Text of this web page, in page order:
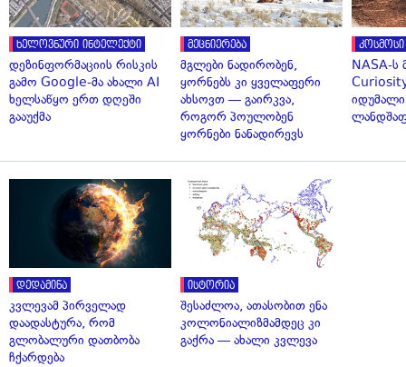
ხელოვნური ინტელექტი
დეზინფორმაციის რისკის
გამო Google-მა ახალი AI
ხელსაწყო ერთ დღეში
გააუქმა
მეცნიერება
მგლები ნადირობენ,
ყორნებს კი ყველაფერი
ახსოვთ — გაირკვა,
როგორ პოულობენ
ყორნები ნანადირევს
კოსმოსი
NASA-ს
დედამიწა
კვლევამ პირველად
დაადასტურა, რომ
გლობალური დათბობა
ჩქარდება
ისტორია
შესაძლოა, ათასობით ენა
კოლონიალიზმამდეც კი
გაქრა — ახალი კვლევა